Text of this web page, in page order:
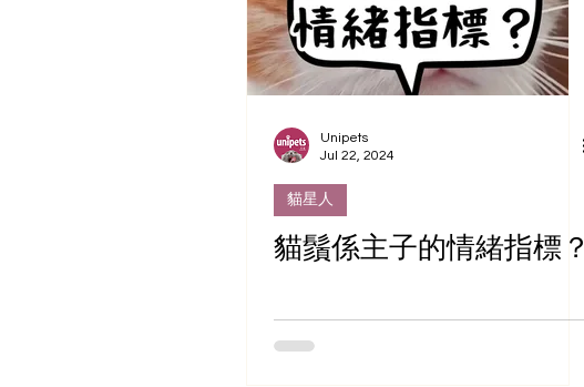
Unipets
Jul 22, 2024
貓星人
貓鬚係主子的情緒指標？